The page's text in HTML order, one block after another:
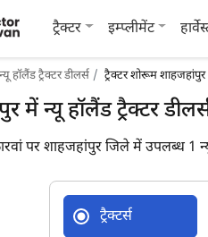
ट्रैक्टर इम्प्लीमेंट
न्यू हॉलैंड ट्रैक्टर डीलर्स ट्रैक्टर शोरूम शाहजहांपुर
में न्यू हॉलैंड ट्रैक्टर
पर शाहजहांपुर जिले में उपलब्ध 1
ट्रैक्टर्स